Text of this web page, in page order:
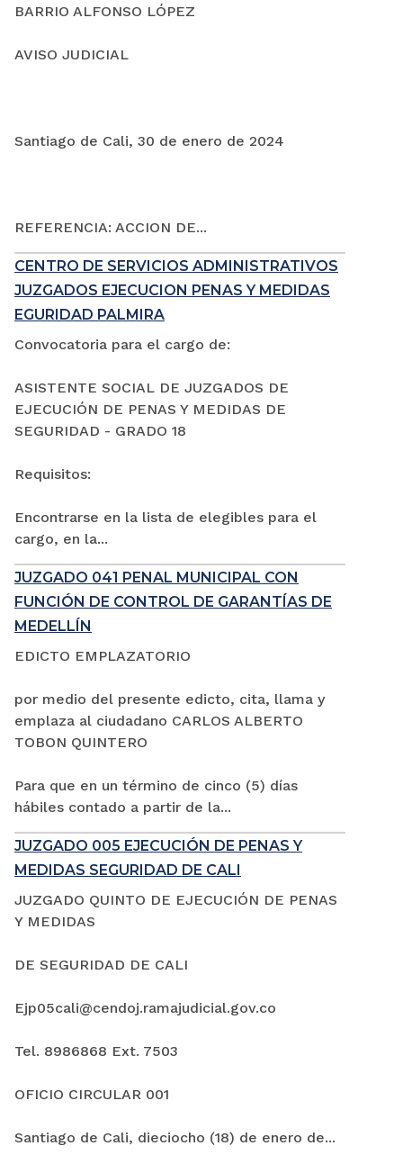
BARRIO ALFONSO LÓPEZ
AVISO JUDICIAL
Santiago de Cali, 30 de enero de 2024
REFERENCIA: ACCION DE...
CENTRO DE SERVICIOS ADMINISTRATIVOS
JUZGADOS EJECUCION PENAS Y MEDIDAS
EGURIDAD PALMIRA
Convocatoria para el cargo de:
ASISTENTE SOCIAL DE JUZGADOS DE
EJECUCIÓN DE PENAS Y MEDIDAS DE
SEGURIDAD - GRADO 18
Requisitos:
Encontrarse en la lista de elegibles para el
cargo, en la...
JUZGADO 041 PENAL MUNICIPAL CON
FUNCIÓN DE CONTROL DE GARANTÍAS DE
MEDELLÍN
EDICTO EMPLAZATORIO
por medio del presente edicto, cita, llama y
emplaza al ciudadano CARLOS ALBERTO
TOBON QUINTERO
Para que en un término de cinco (5) días
hábiles contado a partir de la...
JUZGADO 005 EJECUCIÓN DE PENAS Y
MEDIDAS SEGURIDAD DE CALI
JUZGADO QUINTO DE EJECUCIÓN DE PENAS
Y MEDIDAS
DE SEGURIDAD DE CALI
Ejp05cali@cendoj.ramajudicial.gov.co
Tel. 8986868 Ext. 7503
OFICIO CIRCULAR 001
Santiago de Cali, dieciocho (18) de enero de...